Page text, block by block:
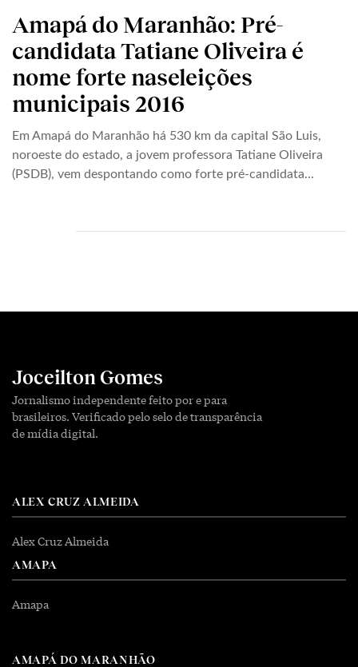
Amapá do Maranhão: Pré-
candidata Tatiane Oliveira é
nome forte naseleições
municipais 2016
Em Amapá do Maranhão há 530 km da capital São Luis,
noroeste do estado, a jovem professora Tatiane Oliveira
(PSDB), vem despontando como forte pré-candidata...
Joceilton Gomes
Jornalismo independente feito por e para
brasileiros. Verificado pelo selo de transparência
de mídia digital.
ALEX CRUZ ALMEIDA
Alex Cruz Almeida
AMAPA
Amapa
AMAPÁ DO MARANHÃO